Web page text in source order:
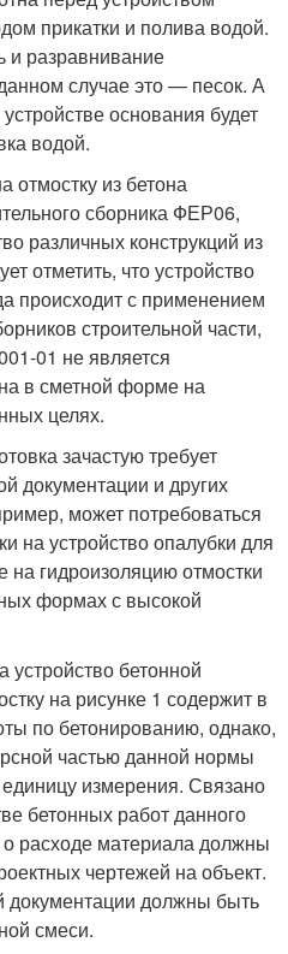
прикатки и полива водой.
и разравнивание
случае это — песок. А
основания будет
водой.
отмостку из бетона
сборника ФЕР06,
различных конструкций из
отметить, что устройство
происходит с применением
строительной части,
01 не является
в сметной форме на
целях.
зачастую требует
документации и других
может потребоваться
на устройство опалубки для
на гидроизоляцию отмостки
формах с высокой
бетонной
на рисунке 1 содержит в
по бетонированию, однако,
частью данной нормы
измерения. Связано
бетонных работ данного
расходе материала должны
чертежей на объект.
документации должны быть
смеси.